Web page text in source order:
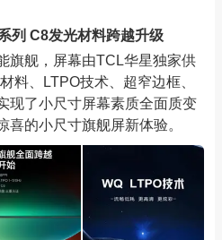
列 C8发光材料跨越升级
旗舰，屏幕由TCL华星独家供
料、LTPO技术、超窄边框、
现了小尺寸屏幕素质全面质变
的小尺寸旗舰屏新体验。